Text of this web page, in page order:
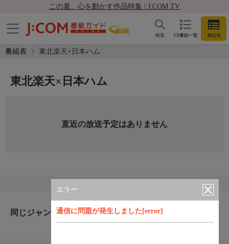
この夏、心を動かす作品特集 | J:COM TV
CS番組一覧 番組表
検索
番組表 東北楽天×日本ハム
エラー
通信に問題が発生しました[error]
東北楽天×日本ハム
直近の放送予定はありません
同じジャンルのおすすめ番組